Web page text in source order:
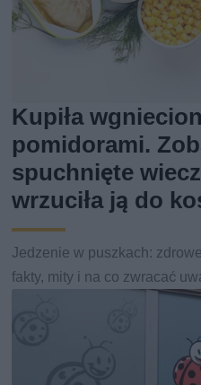
Kupiła
pomidorami.
spuchnięte
wrzuciła ją do
Jedzenie w puszkach:
fakty, mity i na co zwracać